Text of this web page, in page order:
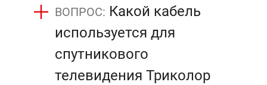
Какой кабель
используется для
спутникового
телевидения Триколор